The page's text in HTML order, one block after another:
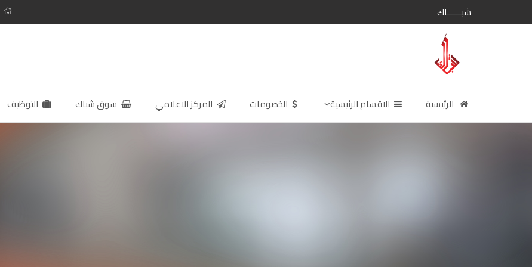
شبــــــاك
الرئيسية الاقسام الرئيسية الخصومات المركز الاعلامي سوق شباك التوظيف